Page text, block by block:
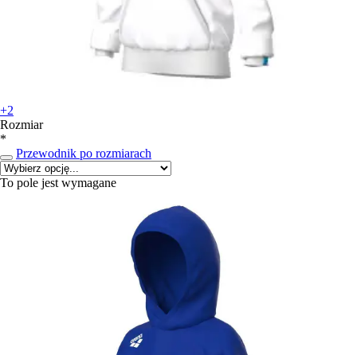
+2
Rozmiar
*
Przewodnik po rozmiarach
To pole jest wymagane